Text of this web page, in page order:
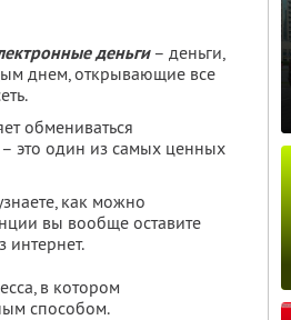
деньги– деньги,
днем, открывающие все
обмениваться
это один из самых ценных
как можно
вы вообще оставите
интернет.
в котором
способом.